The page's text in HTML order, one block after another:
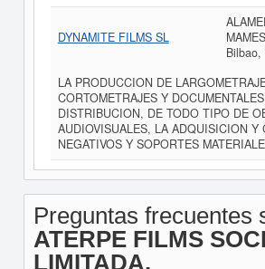
DYNAMITE FILMS SL
Bilbao,
LA PRODUCCION DE
CORTOMETRAJES Y
DISTRIBUCION, DE TODO TIPO DE
AUDIOVISUALES, LA ADQUISICION Y
NEGATIVOS Y SOPORTES
Preguntas frecuentes
ATERPE FILMS
LIMITADA.